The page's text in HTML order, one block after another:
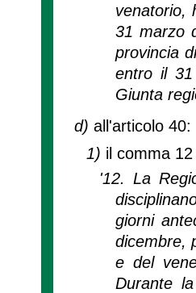
venatorio,
31 marzo
provincia
entro il
Giunta
d) all'articolo 40:
1) il comma
'12. La
giorni
dicembre,
e del
Durante